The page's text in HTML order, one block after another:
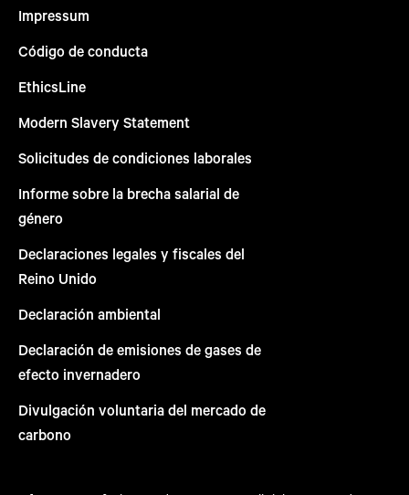
Impressum
Código de conducta
EthicsLine
Modern Slavery Statement
Solicitudes de condiciones laborales
Informe sobre la brecha salarial de
género
Declaraciones legales y fiscales del
Reino Unido
Declaración ambiental
Declaración de emisiones de gases de
efecto invernadero
Divulgación voluntaria del mercado de
carbono